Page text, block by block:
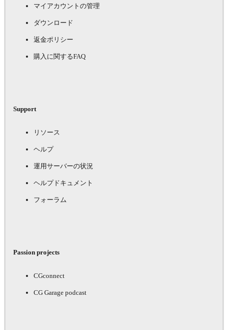
マイアカウントの管理
ダウンロード
返金ポリシー
購入に関するFAQ
Support
リソース
ヘルプ
運用サーバーの状況
ヘルプドキュメント
フォーラム
Passion projects
CGconnect
CG Garage podcast